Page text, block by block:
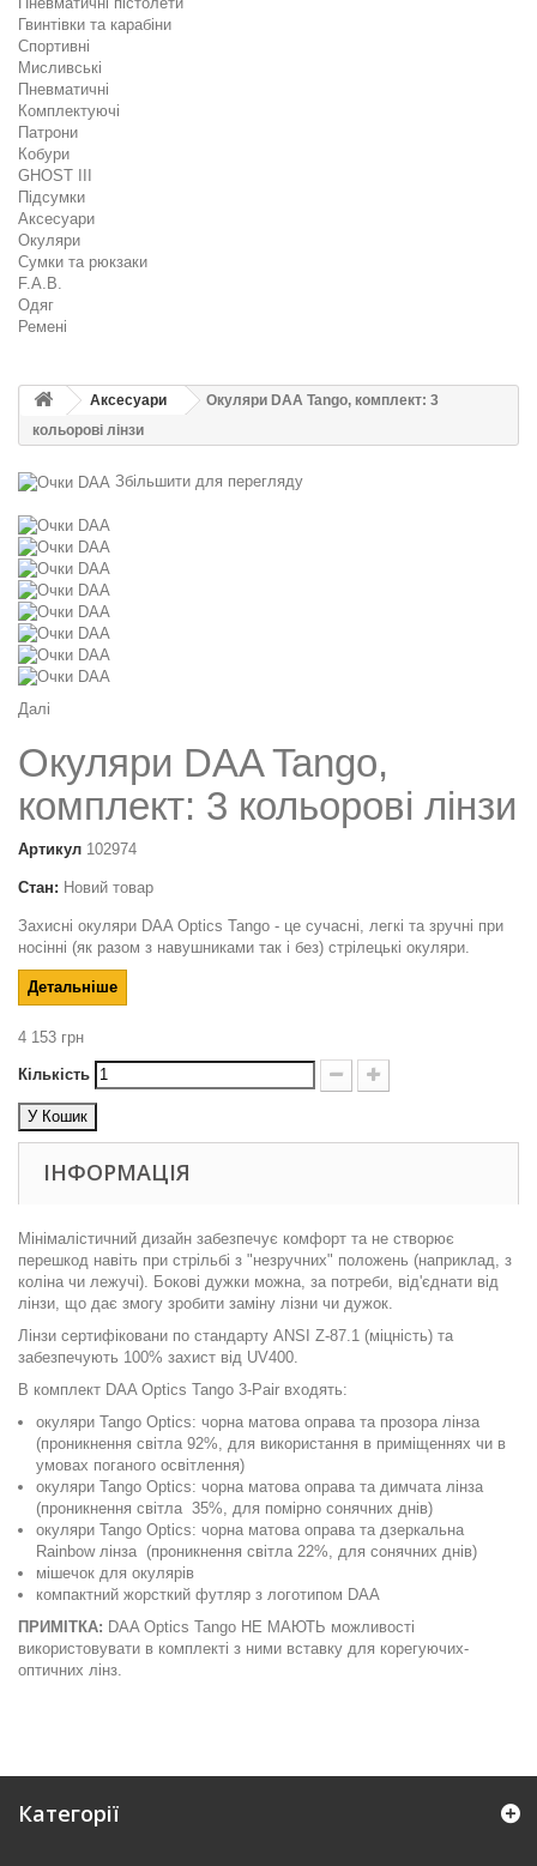
Гвинтівки та карабіни
Спортивні
Мисливські
Пневматичні
Комплектуючі
Патрони
Кобури
GHOST III
Підсумки
Аксесуари
Окуляри
Сумки та рюкзаки
F.A.B.
Одяг
Ремені
Аксесуари
Окуляри DAA Tango, комплект: 3
кольорові лінзи
Збільшити для перегляду
Далі
Окуляри DAA Tango,
комплект: 3 кольорові лінзи
Артикул 102974
Стан: Новий товар
Захисні окуляри DAA Optics Tango - це сучасні, легкі та зручні при
носінні (як разом з навушниками так і без) стрілецькі окуляри.
Детальніше
4 153 грн
Кількість
У Кошик
ІНФОРМАЦІЯ
Мінімалістичний дизайн забезпечує комфорт та не створює
перешкод навіть при стрільбі з "незручних" положень (наприклад, з
коліна чи лежучі). Бокові дужки можна, за потреби, від'єднати від
лінзи, що дає змогу зробити заміну лізни чи дужок.
Лінзи сертифіковани по стандарту ANSI Z-87.1 (міцність) та
забезпечують 100% захист від UV400.
В комплект DAA Optics Tango 3-Pair входять:
окуляри Tango Optics: чорна матова оправа та прозора лінза
(проникнення світла 92%, для використання в приміщеннях чи в
умовах поганого освітлення)
окуляри Tango Optics: чорна матова оправа та димчата лінза
(проникнення світла 35%, для помірно сонячних днів)
окуляри Tango Optics: чорна матова оправа та дзеркальна
Rainbow лінза (проникнення світла 22%, для сонячних днів)
мішечок для окулярів
компактний жорсткий футляр з логотипом DAA
ПРИМІТКА: DAA Optics Tango НЕ МАЮТЬ можливості
використовувати в комплекті з ними вставку для корегуючих-
оптичних лінз.
Категорії